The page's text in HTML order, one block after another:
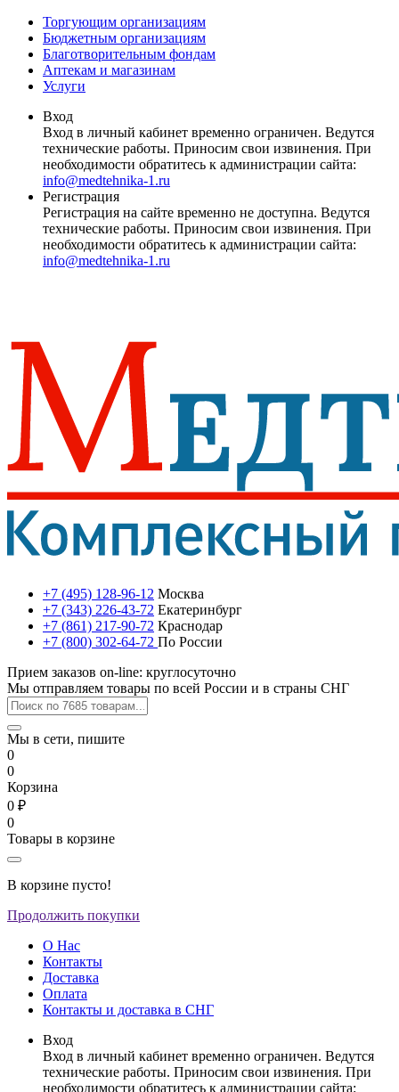
Торгующим организациям
Бюджетным организациям
Благотворительным фондам
Аптекам и магазинам
Услуги
Вход
Вход в личный кабинет временно ограничен. Ведутся
технические работы. Приносим свои извинения. При
необходимости обратитесь к администрации сайта:
info@medtehnika-1.ru
Регистрация
Регистрация на сайте временно не доступна. Ведутся
технические работы. Приносим свои извинения. При
необходимости обратитесь к администрации сайта:
info@medtehnika-1.ru
+7 (495) 128-96-12 Москва
+7 (343) 226-43-72 Екатеринбург
+7 (861) 217-90-72 Краснодар
+7 (800) 302-64-72 По России
Прием заказов on-line: круглосуточно
Мы отправляем товары по всей России и в страны СНГ
Мы в сети, пишите
0
0
Корзина
0 ₽
0
Товары в корзине
В корзине пусто!
Продолжить покупки
О Нас
Контакты
Доставка
Оплата
Контакты и доставка в СНГ
Вход
Вход в личный кабинет временно ограничен. Ведутся
технические работы. Приносим свои извинения. При
необходимости обратитесь к администрации сайта: